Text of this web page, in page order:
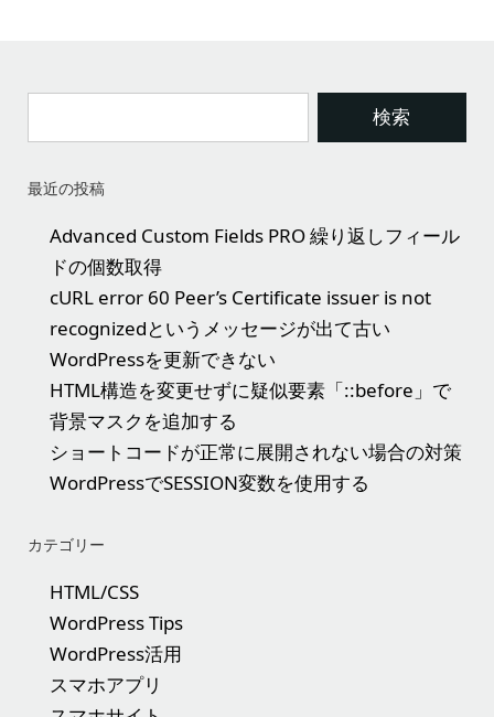
最近の投稿
Advanced Custom Fields PRO 繰り返しフィール
ドの個数取得
cURL error 60 Peer’s Certificate issuer is not
recognizedというメッセージが出て古い
WordPressを更新できない
HTML構造を変更せずに疑似要素「::before」で
背景マスクを追加する
ショートコードが正常に展開されない場合の対策
WordPressでSESSION変数を使用する
カテゴリー
HTML/CSS
WordPress Tips
WordPress活用
スマホアプリ